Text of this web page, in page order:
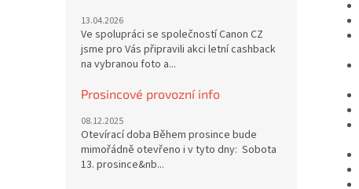
13.04.2026
Ve spolupráci se společností Canon CZ
jsme pro Vás připravili akci letní cashback
na vybranou foto a...
Prosincové provozní info
08.12.2025
Otevírací doba Během prosince bude
mimořádně otevřeno i v tyto dny: Sobota
13. prosince&nb...